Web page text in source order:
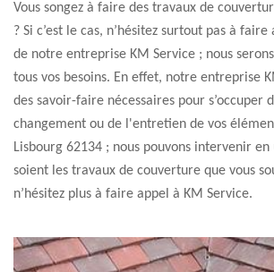
Vous songez à faire des travaux de
? Si c’est le cas, n’hésitez surtout pas à
de notre entreprise KM Service ; nous
tous vos besoins. En effet, notre entreprise
des savoir-faire nécessaires pour s’occuper
changement ou de l'entretien de vos
Lisbourg 62134 ; nous pouvons intervenir
soient les travaux de couverture que vous
n’hésitez plus à faire appel à KM Service.